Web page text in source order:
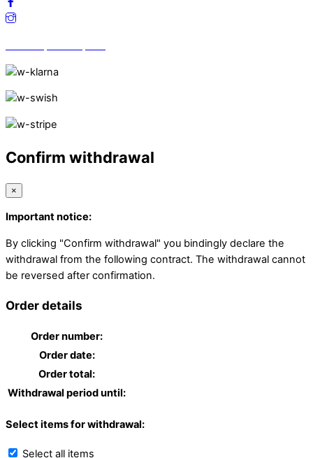
Confirm withdrawal
×
Important notice:
By clicking "Confirm withdrawal" you bindingly declare the
withdrawal from the following contract. The withdrawal cannot
be reversed after confirmation.
Order details
Order number:
Order date:
Order total:
Withdrawal period until:
Select items for withdrawal:
Select all items